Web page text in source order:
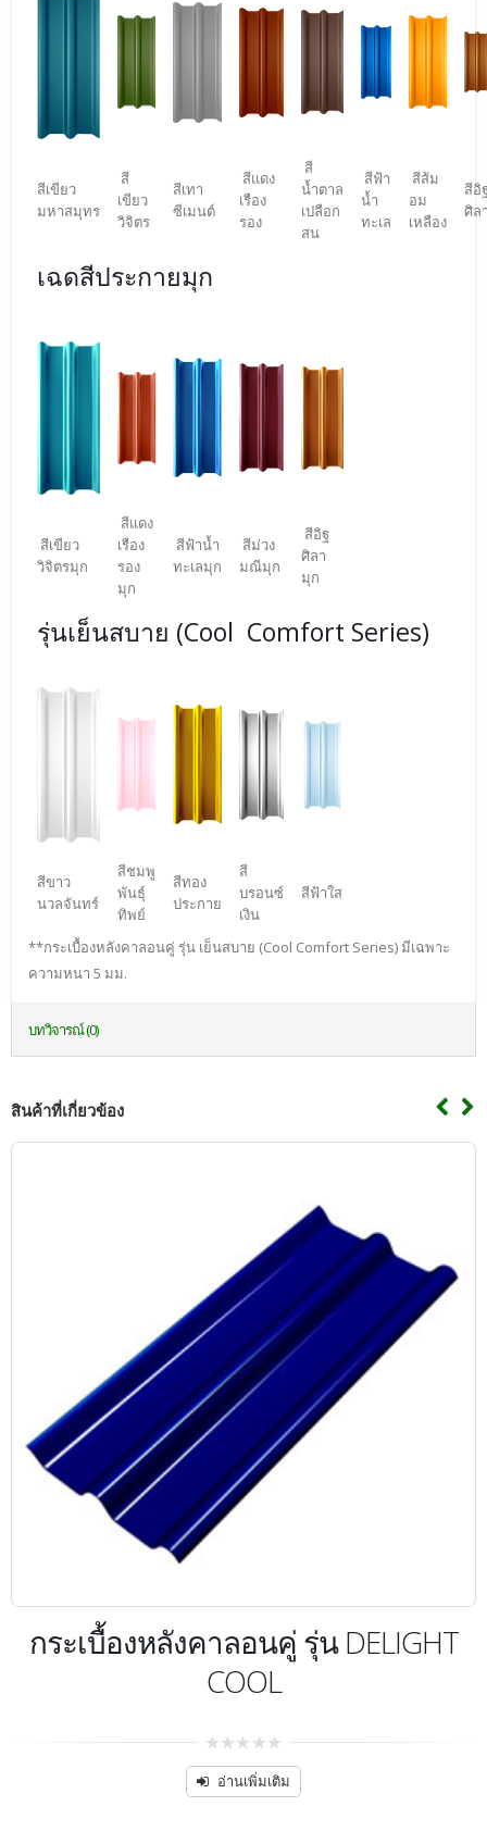
สีเขียว
มหาสมุทร
สี
เขียว
วิจิตร
สีเทา
ซีเมนต์
สีแดง
เรือง
รอง
สี
น้ำตาล
เปลือก
สน
สีฟ้า
น้ำ
ทะเล
สีส้ม
อม
เหลือง
สีอิ
ศิล
เฉดสีประกายมุก
สีเขียว
วิจิตรมุก
สีแดง
เรือง
รอง
มุก
สีฟ้าน้ำ
ทะเลมุก
สีม่วง
มณีมุก
สีอิฐ
ศิลา
มุก
รุ่นเย็นสบาย (Cool Comfort Series)
สีขาว
นวลจันทร์
สีชมพู
พันธุ์
ทิพย์
สีทอง
ประกาย
สี
บรอนซ์
เงิน
สีฟ้าใส
**กระเบื้องหลังคาลอนคู่ รุ่น เย็นสบาย (Cool Comfort Series) มีเฉพาะ
ความหนา 5 มม.
บทวิจารณ์ (0)
สินค้าที่เกี่ยวข้อง
กระเบื้องหลังคาลอนคู่ รุ่น DELIGHT
COOL
0
จากอ่านเพิ่มเติม